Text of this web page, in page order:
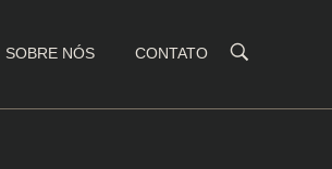
SOBRE NÓS CONTATO